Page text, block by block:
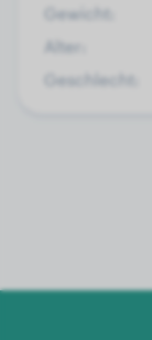
Gewicht:
Alter:
Geschlecht: